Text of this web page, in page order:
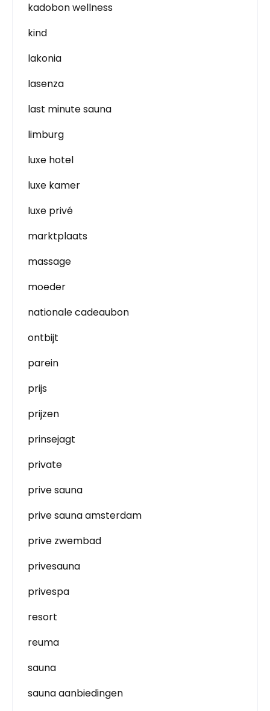
kadobon wellness
kind
lakonia
lasenza
last minute sauna
limburg
luxe hotel
luxe kamer
luxe privé
marktplaats
massage
moeder
nationale cadeaubon
ontbijt
parein
prijs
prijzen
prinsejagt
private
prive sauna
prive sauna amsterdam
prive zwembad
privesauna
privespa
resort
reuma
sauna
sauna aanbiedingen